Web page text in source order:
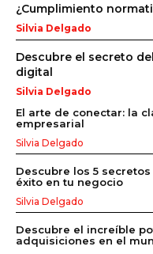
¿Cumplimiento
Silvia Delgado
Descubre el secreto
digital
Silvia Delgado
El arte de conectar: la
empresarial
Silvia Delgado
Descubre los 5
éxito en tu negocio
Silvia Delgado
Descubre el increíble
adquisiciones en el